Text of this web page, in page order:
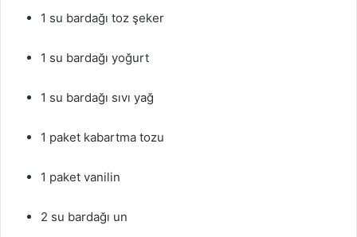
1 su bardağı toz şeker
1 su bardağı yoğurt
1 su bardağı sıvı yağ
1 paket kabartma tozu
1 paket vanilin
2 su bardağı un